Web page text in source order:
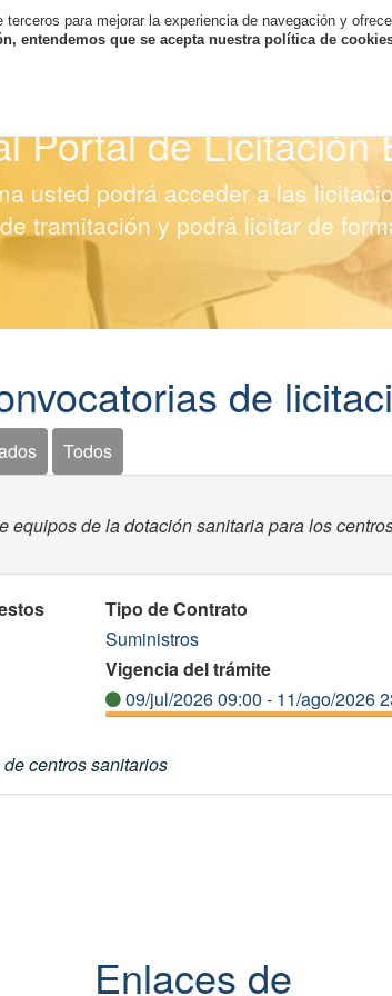
terceros para mejorar la experiencia de navegación y
entendemos que se acepta nuestra política de
Portal de Licitación
usted podrá acceder a las
tramitación y podrá licitar de
de
Todos
equipos de la dotación sanitaria para los
Tipo de Contrato
Suministros
Vigencia del trámite
09/jul/2026 09:00 - 11/ago/2026
centros sanitarios
Enlaces de